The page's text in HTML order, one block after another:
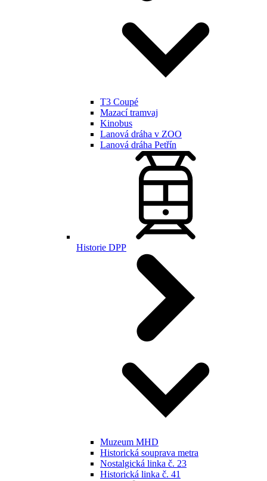
T3 Coupé
Mazací tramvaj
Kinobus
Lanová dráha v ZOO
Lanová dráha Petřín
Historie DPP
Muzeum MHD
Historická souprava metra
Nostalgická linka č. 23
Historická linka č. 41